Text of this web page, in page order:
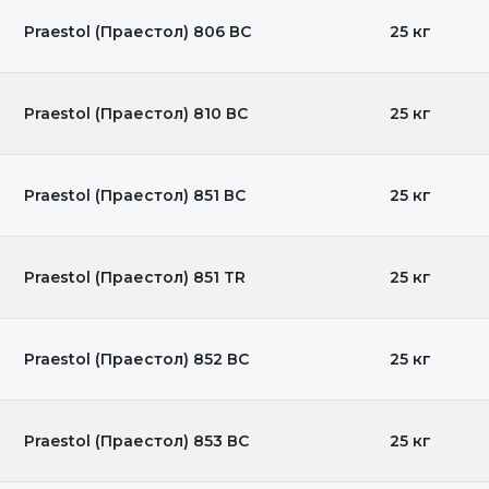
Praestol (Праестол) 806 ВС 25 кг
Praestol (Праестол) 810 ВС 25 кг
Praestol (Праестол) 851 ВС 25 кг
Praestol (Праестол) 851 TR 25 кг
Praestol (Праестол) 852 ВС 25 кг
Praestol (Праестол) 853 ВС 25 кг